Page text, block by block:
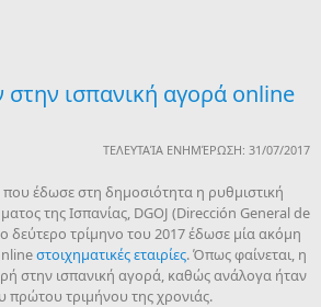
ισπανική αγορά online
ΤΕΛΕΥΤΑΊΑ ΕΝΗΜΈΡΩΣΗ: 31/07/2017
έδωσε στη δημοσιότητα η ρυθμιστική
της Ισπανίας, DGOJ (Dirección General de
δεύτερο τρίμηνο του 2017 έδωσε μία ακόμη
στοιχηματικές εταιρίες. Όπως φαίνεται, η
στην ισπανική αγορά, καθώς ανάλογα ήταν
πρώτου τριμήνου της χρονιάς.